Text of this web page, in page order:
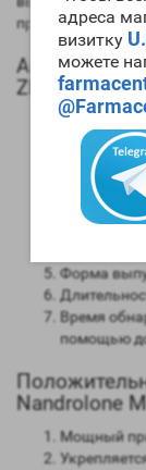
адреса
визитку
можете
привлекательная
Zhengzhou
сравнении
мужским
Форма
Время
помощью
Nandrolone
Мощный